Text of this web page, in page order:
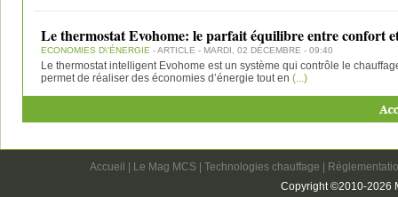
Le thermostat Evohome: le parfait équilibre entre confort
ECONOMIES D\'ÉNERGIE - ARTICLE - MARDI, 02 DÉCEMBRE - 09:40
Le thermostat intelligent Evohome est un système qui contrôle le
permet de réaliser des économies d’énergie tout en (...)
Accueil Le Mag MCS |Technologies chauffage
Copyright ©2010-2026